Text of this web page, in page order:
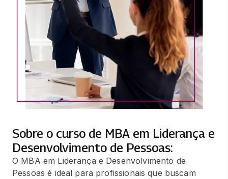
Sobre o curso de MBA em Liderança e
Desenvolvimento de Pessoas:
O MBA em Liderança e Desenvolvimento de
Pessoas é ideal para profissionais que buscam